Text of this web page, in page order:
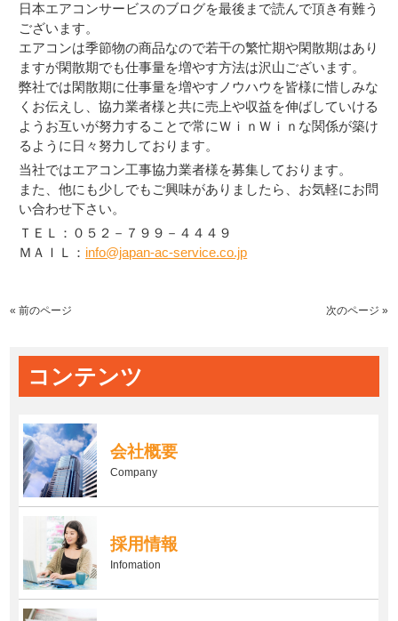
日本エアコンサービスのブログを最後まで読んで頂き有難う
ございます。
エアコンは季節物の商品なので若干の繁忙期や閑散期はあり
ますが閑散期でも仕事量を増やす方法は沢山ございます。
弊社では閑散期に仕事量を増やすノウハウを皆様に惜しみな
くお伝えし、協力業者様と共に売上や収益を伸ばしていける
ようお互いが努力することで常にＷｉｎＷｉｎな関係が築け
るように日々努力しております。
当社ではエアコン工事協力業者様を募集しております。
また、他にも少しでもご興味がありましたら、お気軽にお問
い合わせ下さい。
ＴＥＬ：０５２－７９９－４４４９
ＭＡＩＬ： info@japan-ac-service.co.jp
« 前のページ 次のページ »
コンテンツ
会社概要
Company
採用情報
Infomation